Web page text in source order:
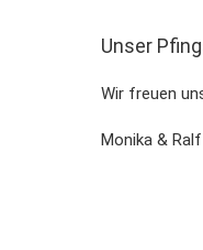
Unser
Wir freuen
Monika &